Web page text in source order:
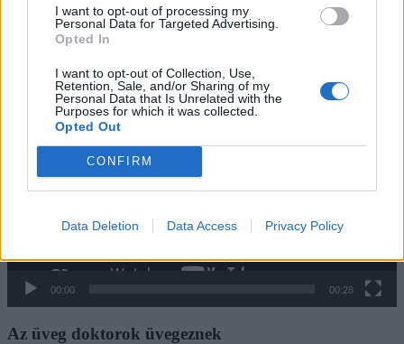
I want to opt-out of processing my
Personal Data for Targeted Advertising.
Opted In
I want to opt-out of Collection, Use,
Retention, Sale, and/or Sharing of my
Personal Data that Is Unrelated with the
Purposes for which it was collected.
Opted Out
CONFIRM
Data Deletion Data Access Privacy Policy
A jó minőségű kandalló üveget is csak szakértőtől
Az üveg polcok világa
Videólejátszó
00:00 00:28
Az üveg doktorok üvegeznek